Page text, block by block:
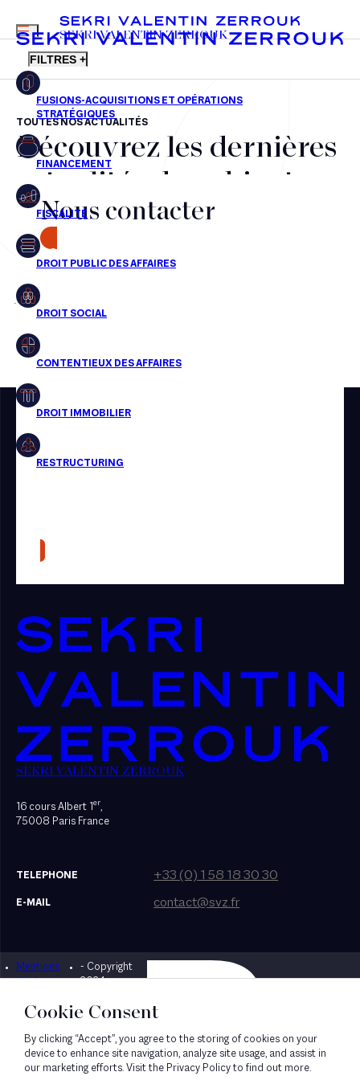
FR EN
MENU
SEKRI VALENTIN ZERROUK
FILTRES +
Fusions-acquisitions et opérations stratégiques
Financement
Fiscalité
Droit public des affaires
Droit social
Droit immobilier
Restructuring
Presse
TOUTES NOS ACTUALITÉS
Découvrez les dernières
actualités du cabinet,
nos récompenses et nos
transactions, jour après
jour
Aucun résultats pour cette recherche
Nous contacter
SEKRI VALENTIN ZERROUK
16 cours Albert 1er,
75008 Paris France
TELEPHONE +33 (0) 1 58 18 30 30
E-MAIL contact@svz.fr
Mentions
légales
- Copyright
2024
Designed by Bonhomme
Cookie Consent
By clicking “Accept”, you agree to the storing of cookies on your
device to enhance site navigation, analyze site usage, and assist in
our marketing efforts. Visit the Privacy Policy to find out more.